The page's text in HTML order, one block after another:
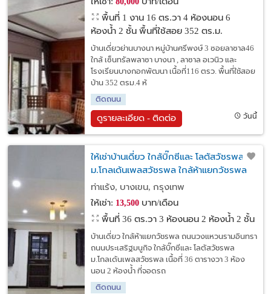
พื้นที่ 1 งาน 16 ตร.วา 4 ห้องนอน 6
ห้องน้ำ 2 ชั้น พื้นที่ใช้สอย 352 ตร.ม.
บ้านเดี่ยวย่านบางนา หมู่บ้านศรีพงษ์ 3 ซอยลาซาล46
ใกล้ เซ็นทรัลพลาซา บางนา , ลาซาล อเวนิว และ
โรงเรียนบางกอกพัฒนา เนื้อที่116 ตรว. พื้นที่ใช้สอย
บ้าน 352 ตรม.4 ห้
ติดถนน
ดูรายละเอียด - ติดต่อ วันนี้
ให้เช่าบ้านเดี่ยว ใกล้บิ๊กซีและ โลตัสวัชรพล
ม.โกลเด้นเพลสวัชรพล ใกล้ห้าแยกวัชรพล
ถนนวงแหวนรามอินทรา ถนนประเสริฐมนูกิจ
ท่าแร้ง, บางเขน, กรุงเทพ
ให้เช่า: 13,500บาท/เดือน
พื้นที่ 36 ตร.วา 3 ห้องนอน 2 ห้องน้ำ 2 ชั้น
บ้านเดี่ยว ใกล้ห้าแยกวัชรพล ถนนวงแหวนรามอินทรา
ถนนประเสริฐมนูกิจ ใกล้บิ๊กซีและ โลตัสวัชรพล
ม.โกลเด้นเพลสวัชรพล เนื้อที่ 36 ตารางวา 3 ห้อง
นอน 2 ห้องน้ำ ที่จอดรถ
ติดถนน